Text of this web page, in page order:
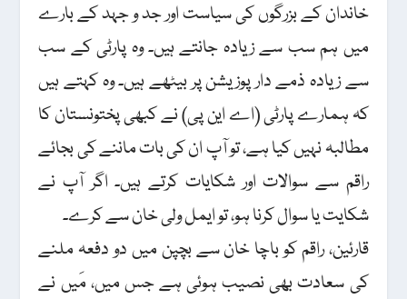
خاندان کے بزرگوں کی سیاست اور جد و جہد کے بارے
میں ہم سب سے زیادہ جانتے ہیں۔ وہ پارٹی کے سب
سے زیادہ ذمے دار پوزیشن پر بیٹھے ہیں۔ وہ کہتے ہیں
کہ ہمارے پارٹی (اے این پی) نے کبھی پختونستان کا
مطالبہ نہیں کیا ہے، تو آپ ان کی بات ماننے کی بجائے
راقم سے سوالات اور شکایات کرتے ہیں۔ اگر آپ نے
شکایت یا سوال کرنا ہو، تو ایمل ولی خان سے کرے۔
قارئین، راقم کو باچا خان سے بچپن میں دو دفعہ ملنے
کی سعادت بھی نصیب ہوئی ہے جس میں، مَیں نے